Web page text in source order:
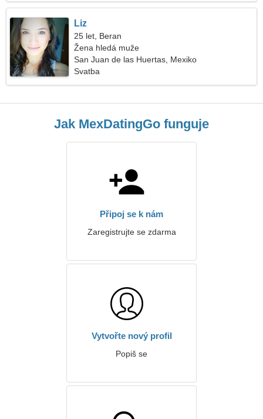
Liz
25 let, Beran
Žena hledá muže
San Juan de las Huertas, Mexiko
Svatba
Jak MexDatingGo funguje
Připoj se k nám
Zaregistrujte se zdarma
Vytvořte nový profil
Popiš se